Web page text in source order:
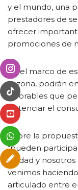
y el mundo, una
prestadores de
ofrecer
promociones de
En el marco de
la zona, podrán
favorables que
potenciar el
Sobre la
“pueden
ciudad y
venimos
articulado entre